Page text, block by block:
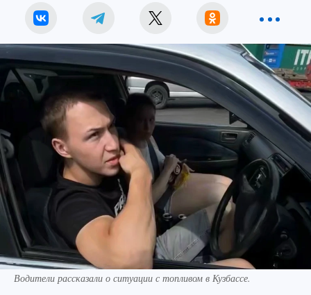
Водители рассказали о ситуации с топливом в Кузбассе.